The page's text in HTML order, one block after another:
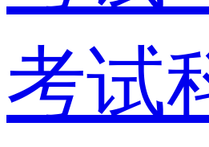
考试